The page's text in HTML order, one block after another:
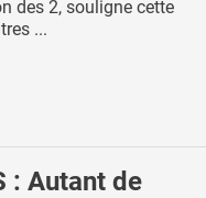
des 2, souligne cette
...
: Autant de